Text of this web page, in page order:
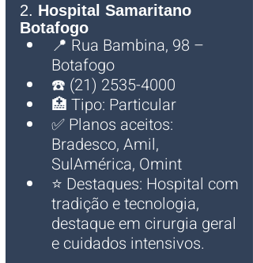
2. Hospital Samaritano
Botafogo
📍 Rua Bambina, 98 –
Botafogo
☎️ (21) 2535-4000
🏥 Tipo: Particular
✅ Planos aceitos:
Bradesco, Amil,
SulAmérica, Omint
⭐ Destaques: Hospital com
tradição e tecnologia,
destaque em cirurgia geral
e cuidados intensivos.